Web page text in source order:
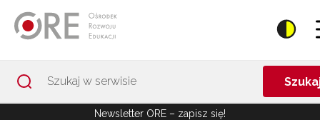
Newsletter ORE – zapisz się!